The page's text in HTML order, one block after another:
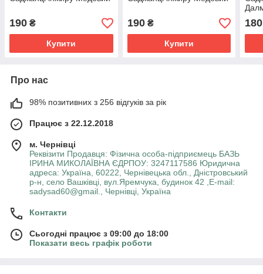
190 ₴
Купити
190₴
Купити
180
Про нас
98% позитивних з 256 відгуків за рік
Працює з 22.12.2018
м. Чернівці
Реквізити Продавця: Фізична особа-підприємець БАЗЬ
ІРИНА МИКОЛАЇВНА ЄДРПОУ: 3247117586 Юридична
адреса: Україна, 60222, Чернівецька обл., Дністровський
р-н, село Вашківці, вул.Яремчука, будинок 42 ,E-mail:
sadysad60@gmail., Чернівці, Україна
Контакти
Сьогодні працює з 09:00 до 18:00
Показати весь графік роботи